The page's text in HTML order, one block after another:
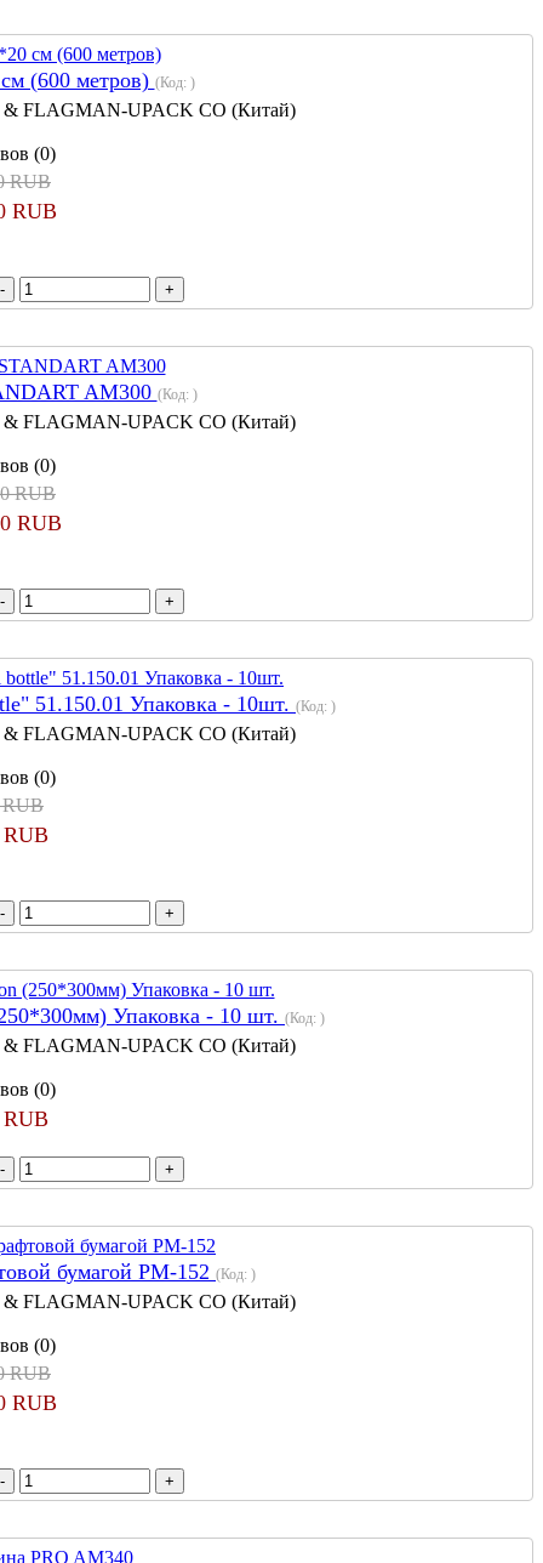
(600 метров) (Код: )
& FLAGMAN-UPACK CO (Китай)
(0)
RUB
RUB
AM300 (Код: )
& FLAGMAN-UPACK CO (Китай)
(0)
RUB
RUB
51.150.01 Упаковка - 10шт. (Код: )
& FLAGMAN-UPACK CO (Китай)
(0)
RUB
Упаковка - 10 шт. (Код: )
& FLAGMAN-UPACK CO (Китай)
(0)
бумагой PM-152 (Код: )
& FLAGMAN-UPACK CO (Китай)
(0)
RUB
RUB